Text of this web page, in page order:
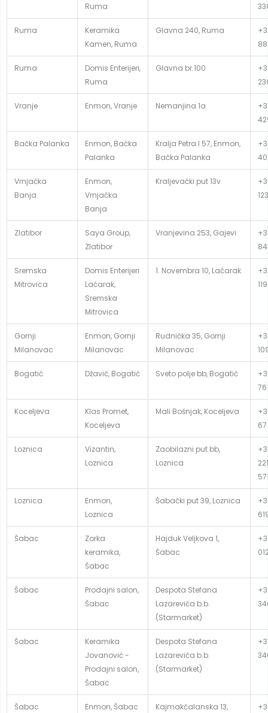
Ruma
Ruma
Keramika
Kamen, Ruma
Glavna 240, Ruma
Ruma
Domis Enterijeri,
Ruma
Glavna br.100
Vranje Enmon, Vranje Nemanjina 1a
Bačka Palanka
Enmon, Bačka
Palanka
Kralja Petra I 57, Enmon,
Bačka Palanka
40
Vrnjačka
Banja
Enmon,
Vrnjačka
Banja
Kraljevački put 13v
123
Zlatibor
Saya Group,
Zlatibor
Vranjevina 253, Gajevi
Sremska
Mitrovica
Domis Enterijeri
Laćarak,
Sremska
Mitrovica
1. Novembra 10, Laćarak
119
Gornji
Milanovac
Enmon, Gornji
Milanovac
Rudnička 35, Gornji
Milanovac
Bogatić Džavić, Bogatić Sveto polje bb, Bogatić
76
Koceljeva
Klas Promet,
Koceljeva
Mali Bošnjak, Koceljeva
Loznica
Vizantin,
Loznica
Zaobilazni put bb,
Loznica
Loznica
Enmon,
Loznica
Šabački put 39, Loznica
Šabac
Zorka
keramika,
Šabac
Hajduk Veljkova 1,
Šabac
Šabac
Prodajni salon,
Šabac
Despota Stefana
Lazarevića b.b.
(Starmarket)
Šabac
Keramika
Jovanović -
Prodajni salon,
Šabac
Despota Stefana
Lazarevića b.b.
(Starmarket)
Šabac Enmon, Šabac
Kajmakčalanska 13,